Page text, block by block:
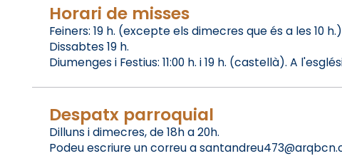
Horari de misses
Feiners: 19 h. (excepte els dimecres que és a les 10 h.)
Dissabtes 19 h.
Diumenges i Festius: 11:00 h. i 19 h. (castellà). A
Despatx parroquial
Dilluns i dimecres, de 18h a 20h.
Podeu escriure un correu a